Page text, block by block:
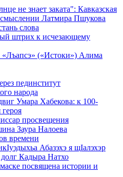
не знает заката": Кавказская
Латмира Пшукова
слова
штрих к исчезающему
(«Истоки») Алима
пединститут
народа
Умара Хабекова: к 100-
просвещения
Заура Налоева
времени
Абазэхэ я щIалэхэр
Кадыра Натхо
посвящена истории и